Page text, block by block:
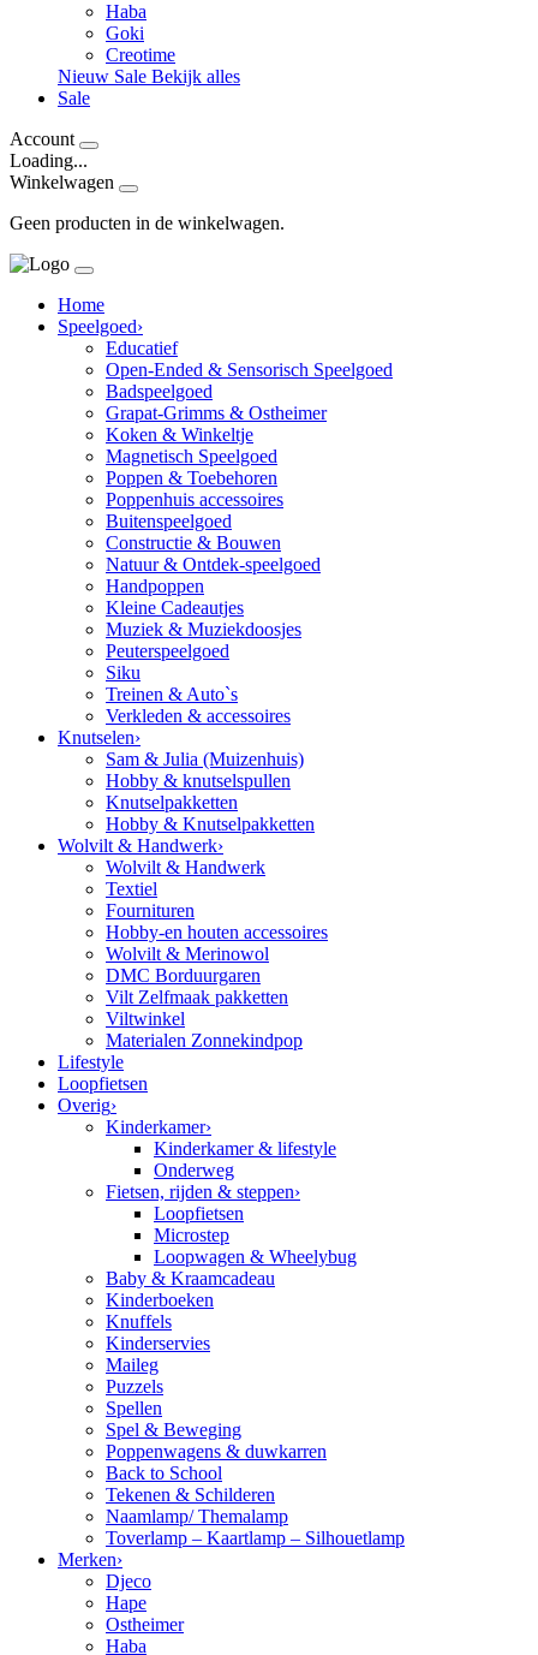
Haba
Goki
Creotime
Nieuw Sale Bekijk alles
Sale
Account
Loading...
Winkelwagen
Geen producten in de winkelwagen.
Home
Speelgoed›
Educatief
Open-Ended & Sensorisch Speelgoed
Badspeelgoed
Grapat-Grimms & Ostheimer
Koken & Winkeltje
Magnetisch Speelgoed
Poppen & Toebehoren
Poppenhuis accessoires
Buitenspeelgoed
Constructie & Bouwen
Natuur & Ontdek-speelgoed
Handpoppen
Kleine Cadeautjes
Muziek & Muziekdoosjes
Peuterspeelgoed
Siku
Treinen & Auto`s
Verkleden & accessoires
Knutselen›
Sam & Julia (Muizenhuis)
Hobby & knutselspullen
Knutselpakketten
Hobby & Knutselpakketten
Wolvilt & Handwerk›
Wolvilt & Handwerk
Textiel
Fournituren
Hobby-en houten accessoires
Wolvilt & Merinowol
DMC Borduurgaren
Vilt Zelfmaak pakketten
Viltwinkel
Materialen Zonnekindpop
Lifestyle
Loopfietsen
Overig›
Kinderkamer›
Kinderkamer & lifestyle
Onderweg
Fietsen, rijden & steppen›
Loopfietsen
Microstep
Loopwagen & Wheelybug
Baby & Kraamcadeau
Kinderboeken
Knuffels
Kinderservies
Maileg
Puzzels
Spellen
Spel & Beweging
Poppenwagens & duwkarren
Back to School
Tekenen & Schilderen
Naamlamp/ Themalamp
Toverlamp – Kaartlamp – Silhouetlamp
Merken›
Djeco
Hape
Ostheimer
Haba